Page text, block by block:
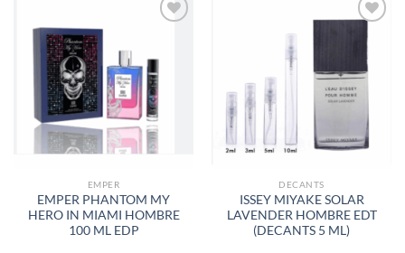
LISTA
DE
DESEOS
EMPER
EMPER PHANTOM MY
HERO IN MIAMI HOMBRE
100 ML EDP
AÑADIR
DE
DESEOS
DECANTS
ISSEY MIYAKE SOLAR
LAVENDER HOMBRE EDT
(DECANTS 5 ML)